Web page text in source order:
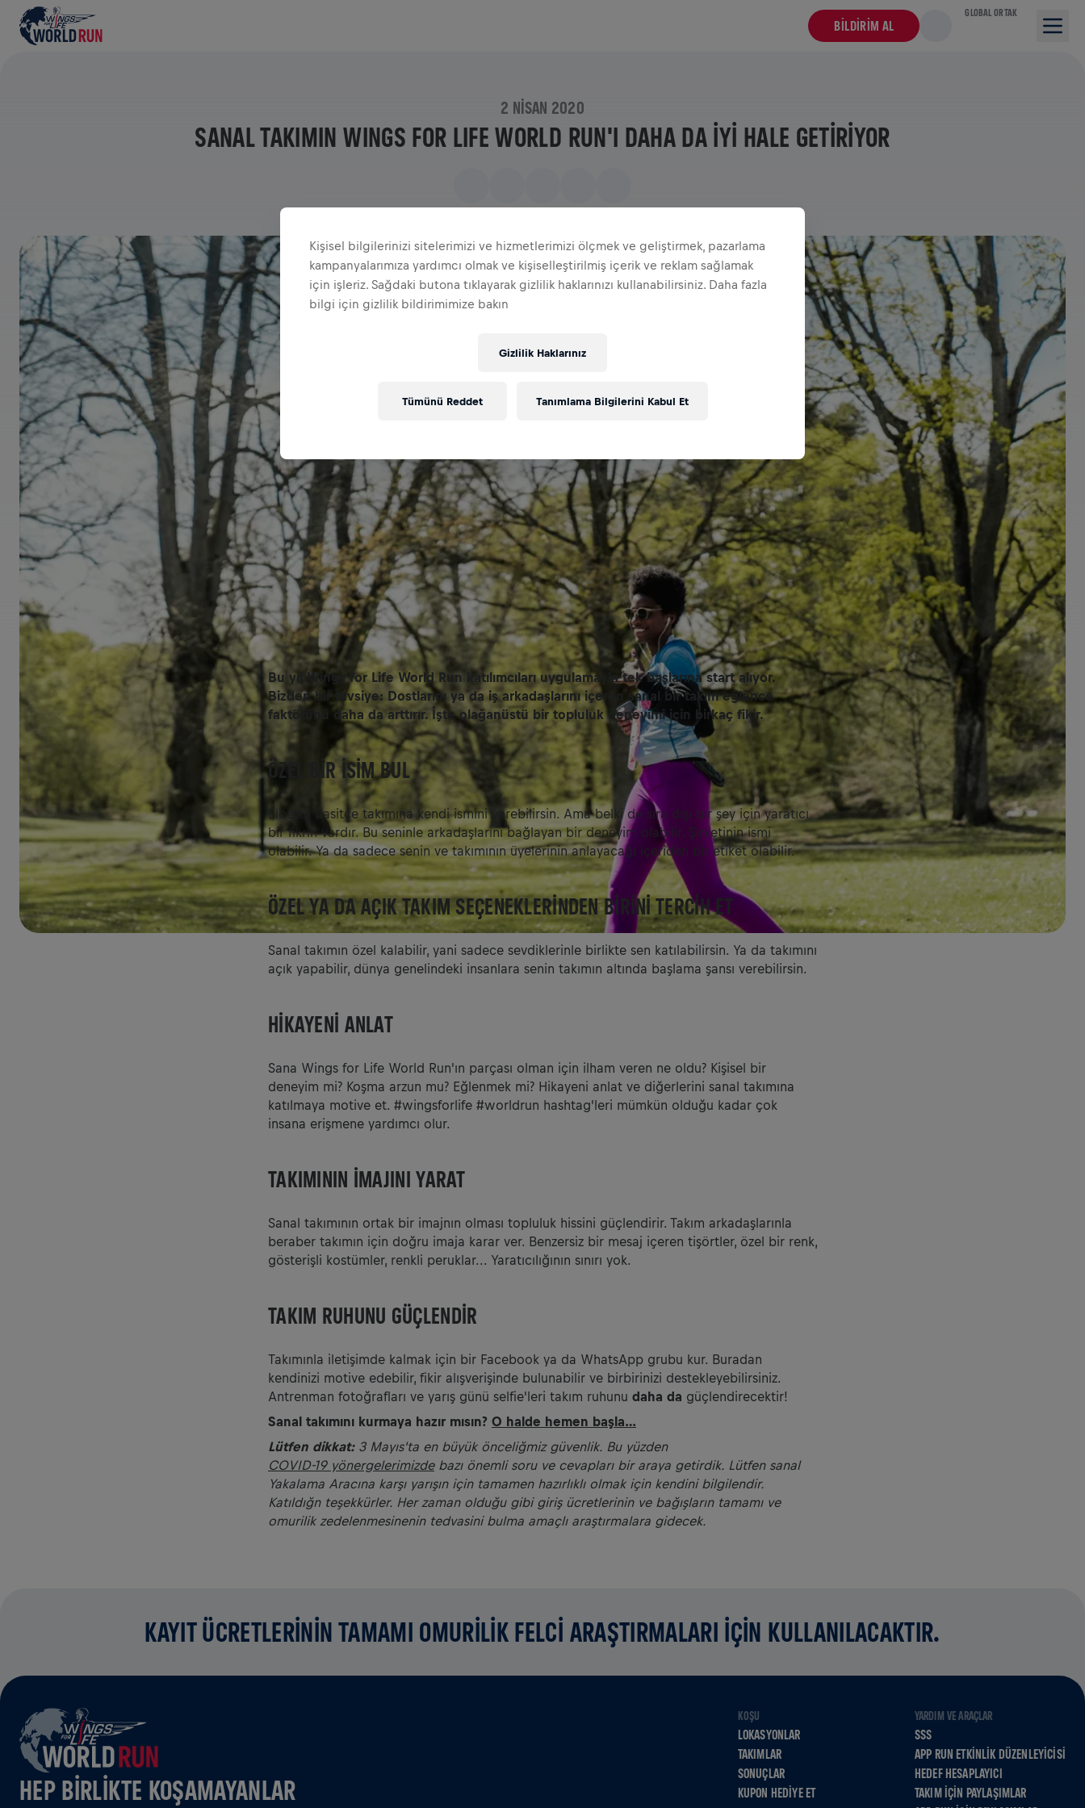
BILDIRIM AL
GLOBAL ORTAK
2 NISAN 2020
SANAL TAKIMIN WINGS FOR LIFE WORLD RUN'I DAHA DA İYİ HALE GETİRİYOR
Bu yıl Wings for Life World Run katılımcıları uygulamayla tek başlarına start alıyor.
Bizden bir tavsiye: Dostlarını ya da iş arkadaşlarını içeren sanal bir takım eğlence
faktörünü daha da arttırır. İşte olağanüstü bir topluluk deneyimi için birkaç fikir.
ÖZEL BIR ISIM BUL
Elbette basitçe takımına kendi ismini verebilirsin. Ama belki de sıra dışı bir şey için yaratıcı
bir fikrin vardır. Bu seninle arkadaşlarını bağlayan bir deneyim olabilir. Şirketinin ismi
olabilir. Ya da sadece senin ve takımının üyelerinin anlayacağı içeriden bir etiket olabilir.
ÖZEL YA DA AÇIK TAKIM SEÇENEKLERINDEN BIRINI TERCIH ET
Sanal takımın özel kalabilir, yani sadece sevdiklerinle birlikte sen katılabilirsin. Ya da takımını
açık yapabilir, dünya genelindeki insanlara senin takımın altında başlama şansı verebilirsin.
HIKAYENI ANLAT
Sana Wings for Life World Run'ın parçası olman için ilham veren ne oldu? Kişisel bir
deneyim mi? Koşma arzun mu? Eğlenmek mi? Hikayeni anlat ve diğerlerini sanal takımına
katılmaya motive et. #wingsforlife #worldrun hashtag'leri mümkün olduğu kadar çok
insana erişmene yardımcı olur.
TAKIMININ IMAJINI YARAT
Sanal takımının ortak bir imajnın olması topluluk hissini güçlendirir. Takım arkadaşlarınla
beraber takımın için doğru imaja karar ver. Benzersiz bir mesaj içeren tişörtler, özel bir renk,
gösterişli kostümler, renkli peruklar... Yaratıcılığının sınırı yok.
TAKIM RUHUNU GÜÇLENDİR
Takımınla iletişimde kalmak için bir Facebook ya da WhatsApp grubu kur. Buradan
kendinizi motive edebilir, fikir alışverişinde bulunabilir ve birbirinizi destekleyebilirsiniz.
Antrenman fotoğrafları ve yarış günü selfie'leri takım ruhunu daha da güçlendirecektir!
Sanal takımını kurmaya hazır mısın? O halde hemen başla…
Lütfen dikkat:3 Mayıs'ta en büyük önceliğmiz güvenlik. Bu yüzden
COVID-19 yönergelerimizdebazı önemli soru ve cevapları bir araya getirdik. Lütfen sanal
Yakalama Aracına karşı yarışın için tamamen hazırlıklı olmak için kendini bilgilendir.
Katıldığn teşekkürler. Her zaman olduğu gibi girişücretlerinin ve bağışların tamamı ve
omurilik zedelenmesinenin tedvasini bulma amaçlı araştırmalara gidecek.
KAYIT ÜCRETLERİNİN TAMAMI OMURİLİK FELCİ ARAŞTIRMALARI İÇİN KULLANILACAKTIR.
HEP BIRLIKTE KOŞAMAYANLAR
KOŞU
LOKASYONLAR
TAKIMLAR
SONUÇLAR
KUPON HEDIYE ET
YARDIM VE ARAÇLAR
SSS
APP RUN ETKINLIK DÜZENLEYICISI
HEDEF HESAPLAYICI
TAKIM İÇIN PAYLAŞIMLAR
Kişisel bilgilerinizi sitelerimizi ve hizmetlerimizi ölçmek ve geliştirmek, pazarlama
kampanyalarımıza yardımcı olmak ve kişiselleştirilmiş içerik ve reklam sağlamak
için işleriz. Sağdaki butona tıklayarak gizlilik haklarınızı kullanabilirsiniz. Daha fazla
bilgi için gizlilik bildirimimize bakın
Gizlilik Haklarınız
Tümünü Reddet Tanımlama Bilgilerini Kabul Et